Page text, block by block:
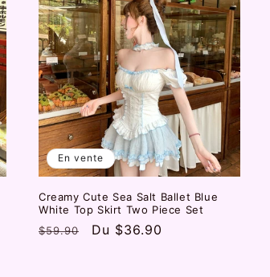
En vente
Creamy Cute Sea Salt Ballet Blue
White Top Skirt Two Piece Set
Prix
$59.90
Prix
Du $36.90